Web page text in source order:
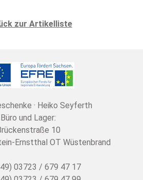
zur Artikelliste
· Heiko Seyferth
Büro und Lager:
10
Ernstthal OT Wüstenbrand
03723 / 679 47 17